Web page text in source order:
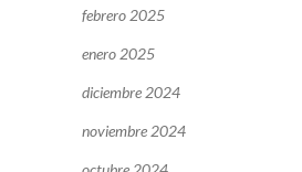
febrero 2025
enero 2025
diciembre 2024
noviembre 2024